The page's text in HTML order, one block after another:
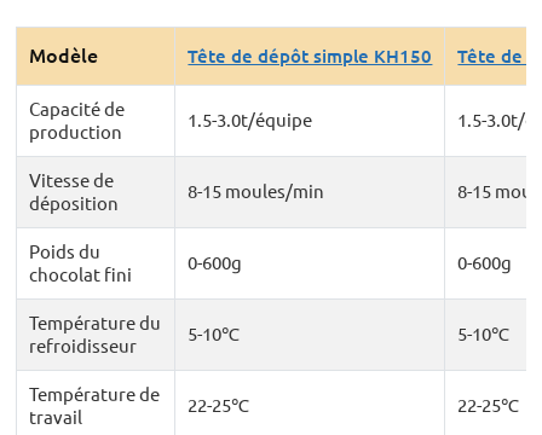
Modèle Tête de dépôt simple KH150 Tête de
Capacité de
production
1.5-3.0t/équipe 1.5-3.0t/
Vitesse de
déposition
8-15 moules/min 8-15
Poids du
chocolat fini
0-600g 0-600g
Température du
refroidisseur
5-10℃ 5-10℃
Température de
travail
22-25℃ 22-25℃